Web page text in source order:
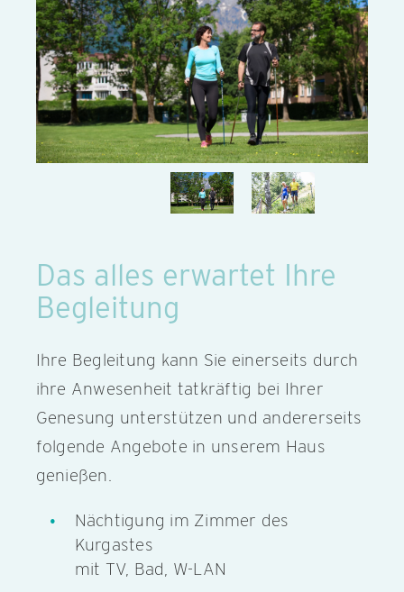
Das alles erwartet Ihre
Begleitung
Ihre Begleitung kann Sie einerseits durch
ihre Anwesenheit tatkräftig bei Ihrer
Genesung unterstützen und andererseits
folgende Angebote in unserem Haus
genießen.
Nächtigung im Zimmer des
Kurgastes
mit TV, Bad, W-LAN